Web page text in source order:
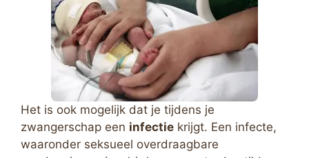
Het is ook mogelijk dat je tijdens je
zwangerschap een infectie krijgt. Een infecte,
waaronder seksueel overdraagbare